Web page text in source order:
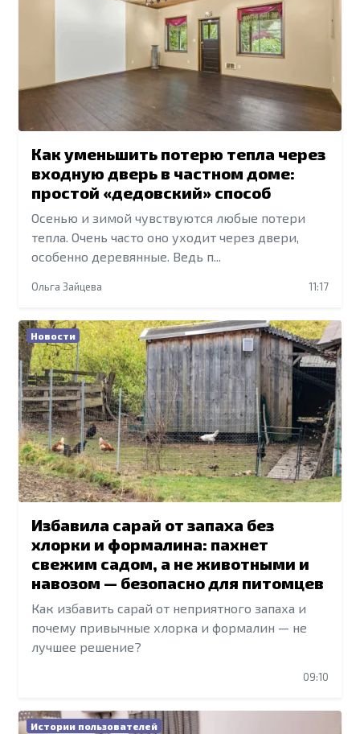
Как уменьшить потерю тепла через
входную дверь в частном доме:
простой «дедовский» способ
Осенью и зимой чувствуются любые потери
тепла. Очень часто оно уходит через двери,
особенно деревянные. Ведь п...
Ольга Зайцева 11:17
Новости
Избавила сарай от запаха без
хлорки и формалина: пахнет
свежим садом, а не животными и
навозом — безопасно для питомцев
Как избавить сарай от неприятного запаха и
почему привычные хлорка и формалин — не
лучшее решение?
09:10
Истории пользователей